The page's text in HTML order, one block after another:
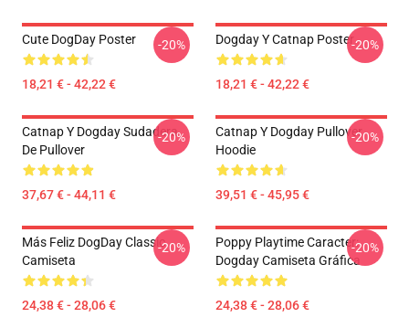
Cute DogDay Poster
18,21 € - 42,22 €
-20% Dogday Y Catnap Poster
18,21 € - 42,22 €
-20%
Catnap Y Dogday Sudadera
De Pullover
37,67 € - 44,11 €
-20%
Catnap Y Dogday Pullover
Hoodie
39,51 € - 45,95 €
-20%
Más Feliz DogDay Classic
Camiseta
24,38 € - 28,06 €
-20%
Poppy Playtime Caracter:
Dogday Camiseta Gráfica
24,38 € - 28,06 €
-20%